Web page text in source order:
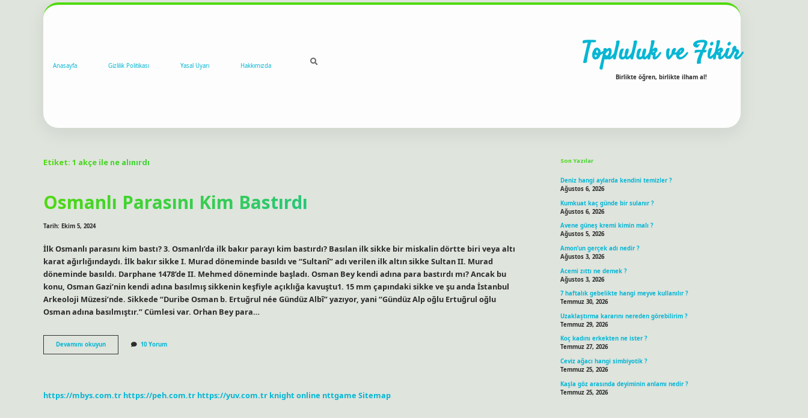
Anasayfa Gizlilik Politikası Yasal Uyarı Hakkımızda Topluluk ve Fikir
Birlikte öğren, birlikte ilham al!
Etiket: 1 akçe ile ne alınırdı
Osmanlı Parasını Kim Bastırdı
Tarih: Ekim 5, 2024
İlk Osmanlı parasını kim bastı? 3. Osmanlı’da ilk bakır parayı kim bastırdı? Basılan ilk sikke bir miskalin dörtte biri veya altı
karat ağırlığındaydı. İlk bakır sikke I. Murad döneminde basıldı ve “Sultanî” adı verilen ilk altın sikke Sultan II. Murad
döneminde basıldı. Darphane 1478’de II. Mehmed döneminde başladı. Osman Bey kendi adına para bastırdı mı? Ancak bu
konu, Osman Gazi’nin kendi adına basılmış sikkenin keşfiyle açıklığa kavuştu1. 15 mm çapındaki sikke ve şu anda İstanbul
Arkeoloji Müzesi’nde. Sikkede “Duribe Osman b. Ertuğrul née Gündüz Albî” yazıyor, yani “Gündüz Alp oğlu Ertuğrul oğlu
Osman adına basılmıştır.” Cümlesi var. Orhan Bey para…
Devamını okuyunOsmanlı
Parasını
10 Yorum
https://mbys.com.tr https://peh.com.tr https://yuv.com.tr knight online nttgame Sitemap
Son Yazılar
Deniz hangi aylarda kendini temizler ?
Ağustos 6, 2026
Kumkuat kaç günde bir sulanır ?
Ağustos 6, 2026
Avene güneş kremi kimin malı ?
Ağustos 5, 2026
Amon’un gerçek adı nedir ?
Ağustos 3, 2026
Acemi zıttı ne demek ?
Ağustos 3, 2026
7 haftalık gebelikte hangi meyve kullanılır ?
Temmuz 30, 2026
Uzaklaştırma kararını nereden görebilirim ?
Temmuz 29, 2026
Koç kadını erkekten ne ister ?
Temmuz 27, 2026
Ceviz ağacı hangi simbiyotik ?
Temmuz 25, 2026
Kaşla göz arasında deyiminin anlamı nedir ?
Temmuz 25, 2026